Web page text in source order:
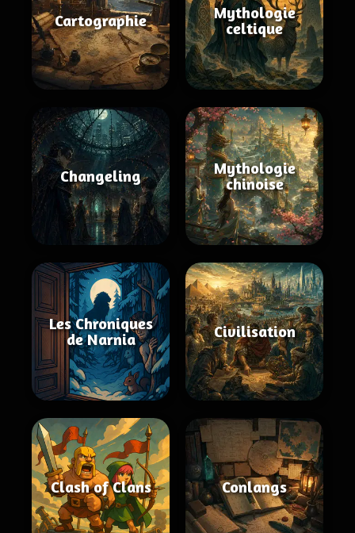
Cartographie
Mythologie
celtique
Changeling
Mythologie
chinoise
Les Chroniques
de Narnia
Civilisation
Clash of Clans Conlangs